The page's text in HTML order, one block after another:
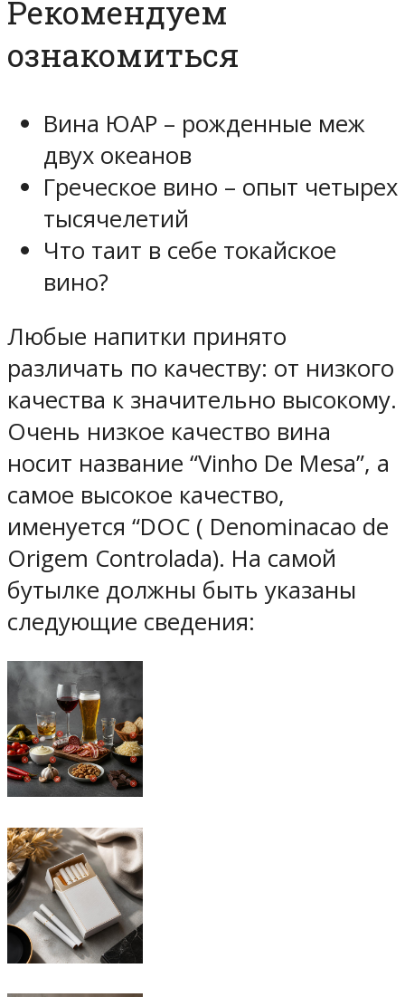
Рекомендуем
ознакомиться
Вина ЮАР – рожденные меж
двух океанов
Греческое вино – опыт четырех
тысячелетий
Что таит в себе токайское
вино?
Любые напитки принято
различать по качеству: от низкого
качества к значительно высокому.
Очень низкое качество вина
носит название “Vinho De Mesa”, а
самое высокое качество,
именуется “DOC ( Denominacao de
Origem Controlada). На самой
бутылке должны быть указаны
следующие сведения: